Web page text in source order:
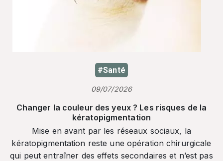
#Santé
09/07/2026
Changer la couleur des yeux ? Les risques de la
kératopigmentation
Mise en avant par les réseaux sociaux, la
kératopigmentation reste une opération chirurgicale
qui peut entraîner des effets secondaires et n’est pas